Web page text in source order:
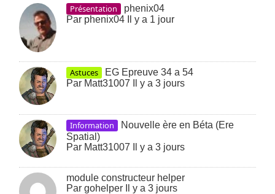
Présentation
phenix04
Par phenix04 Il y a 1 jour
Astuces
EG Epreuve 34 a 54
Par Matt31007 Il y a 3 jours
Information
Nouvelle ère en Béta (Ere
Spatial)
Par Matt31007 Il y a 3 jours
module constructeur helper
Pargohelper Il y a 3 jours